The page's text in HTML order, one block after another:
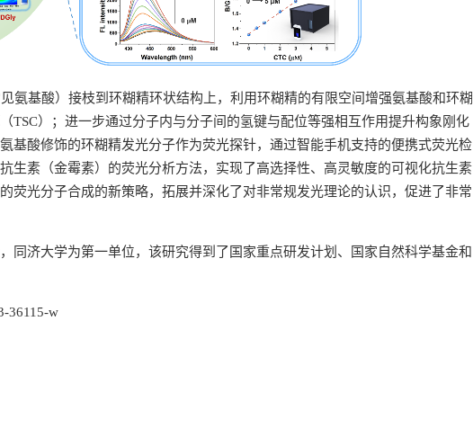
氨基酸）接枝到环糊精环状结构上，利用环糊精的有限空间增强氨基酸和环糊
TSC）；进一步通过分子内与分子间的氢键与配位等强相互作用提升构象刚化
基酸修饰的环糊精发光分子作为荧光探针，通过智能手机支持的便携式荧光检
生素（金霉素）的荧光分析方法，实现了高选择性、高灵敏度的可视化抗生素
荧光分子合成的新策略，拓展并深化了对非常规发光理论的认识，促进了非常
同济大学为第一单位，该研究得到了国家重点研发计划、国家自然科学基金和
36115-w